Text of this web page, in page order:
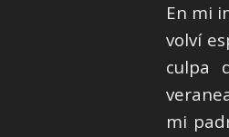
En mi
volví
culpa
mi